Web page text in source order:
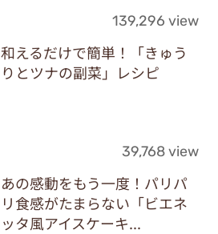
139,296 view
和えるだけで簡単！「きゅう
りとツナの副菜」レシピ
39,768 view
あの感動をもう一度！パリパ
リ食感がたまらない「ビエネ
ッタ風アイスケーキ...